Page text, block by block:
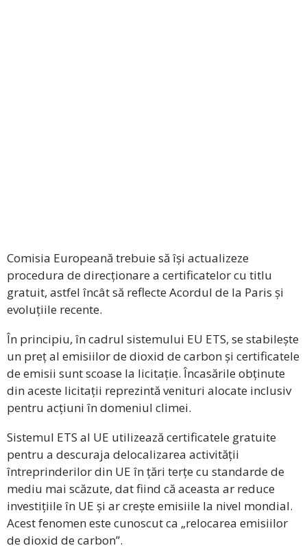
Comisia Europeană trebuie să își actualizeze
procedura de direcționare a certificatelor cu titlu
gratuit, astfel încât să reflecte Acordul de la Paris și
evoluțiile recente.
În principiu, în cadrul sistemului EU ETS, se stabilește
un preț al emisiilor de dioxid de carbon și certificatele
de emisii sunt scoase la licitație. Încasările obținute
din aceste licitații reprezintă venituri alocate inclusiv
pentru acțiuni în domeniul climei.
Sistemul ETS al UE utilizează certificatele gratuite
pentru a descuraja delocalizarea activității
întreprinderilor din UE în țări terțe cu standarde de
mediu mai scăzute, dat fiind că aceasta ar reduce
investițiile în UE și ar crește emisiile la nivel mondial.
Acest fenomen este cunoscut ca „relocarea emisiilor
de dioxid de carbon”.